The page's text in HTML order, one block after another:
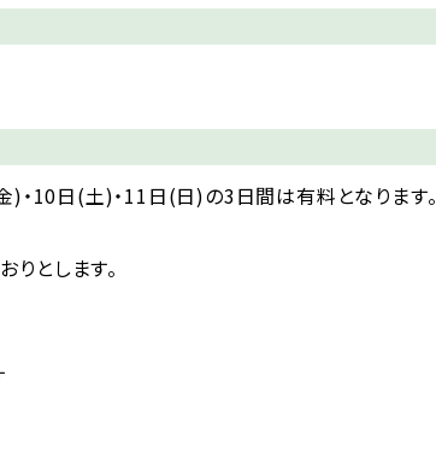
10日(土)・11日(日)の3日間は有料となります。
とします。